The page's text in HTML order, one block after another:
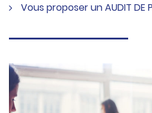
Vous proposer un AUDIT DE